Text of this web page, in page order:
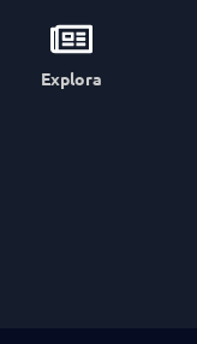
Explora